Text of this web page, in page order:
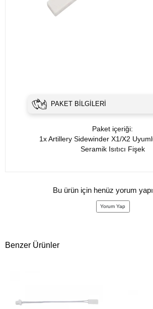
PAKET BILGILERI
Paket içeriği:
1x Artillery Sidewinder X1/X2
Seramik Isıtıcı Fişek
Bu ürün için henüz yorum
Yorum Yap
Benzer Ürünler